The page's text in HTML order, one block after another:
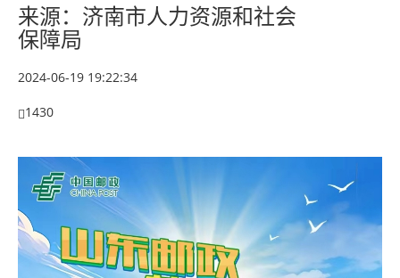
来源：济南市人力资源和社会
保障局
2024-06-19 19:22:34
1430